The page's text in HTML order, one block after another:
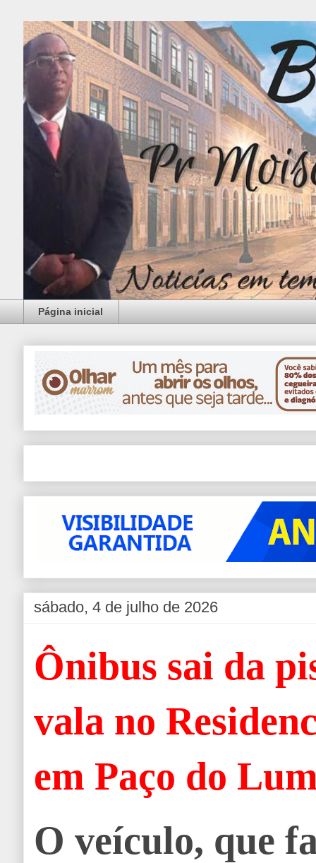
Página inicial
sábado, 4 de julho de 2026
Ônibus sai da
vala no
em Paço do
O veículo, que